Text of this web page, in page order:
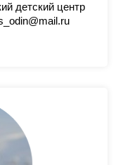
детский центр